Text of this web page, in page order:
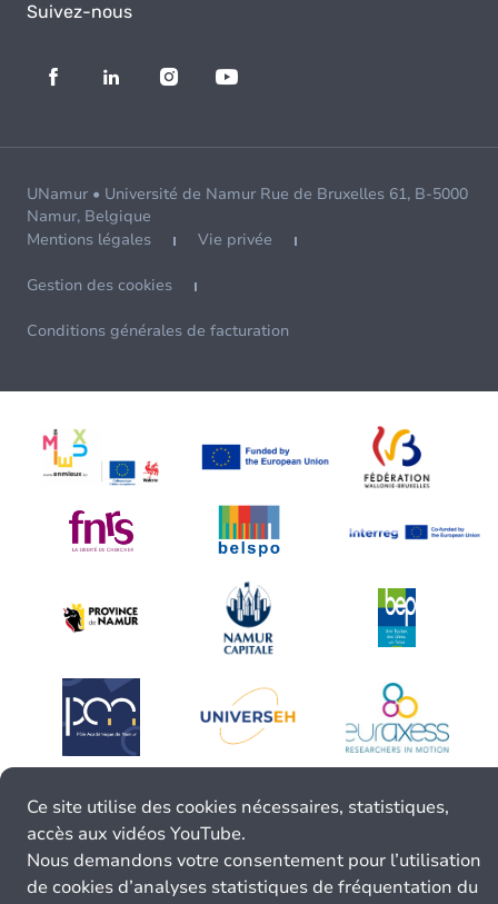
Suivez-nous
UNamur • Université de Namur Rue de Bruxelles 61, B-5000
Namur, Belgique
Mentions légales
Vie privée
Gestion des cookies
Conditions générales de facturation
Ce site utilise des cookies nécessaires, statistiques,
accès aux vidéos YouTube.
Nous demandons votre consentement pour l’utilisation
de cookies d’analyses statistiques de fréquentation du